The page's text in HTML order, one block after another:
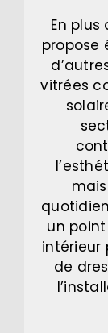
En plus
propose
vitrées
un
intérieur
de